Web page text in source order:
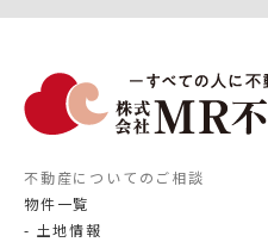
不動産についてのご相談
物件一覧
土地情報